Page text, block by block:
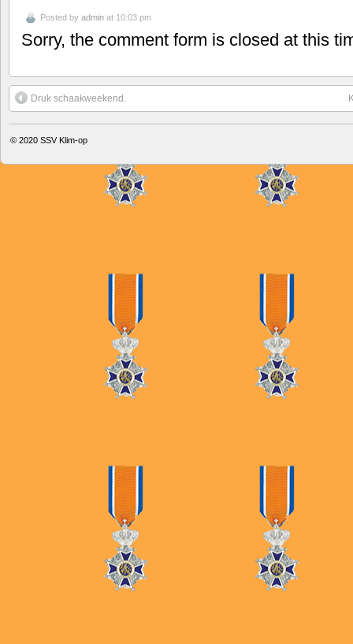
Posted by admin at 10:03 pm
Sorry, the comment form is closed at this
Druk schaakweekend.
© 2020 SSV Klim-op